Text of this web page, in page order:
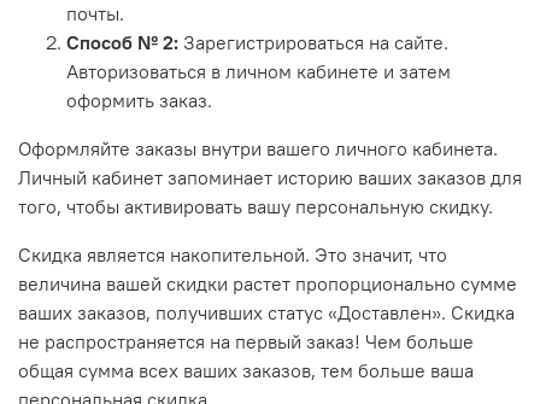
почты.
Способ № 2: Зарегистрироваться на сайте.
Авторизоваться в личном кабинете и затем
оформить заказ.
Оформляйте заказы внутри вашего личного кабинета.
Личный кабинет запоминает историю ваших заказов для
того, чтобы активировать вашу персональную скидку.
Скидка является накопительной. Это значит, что
величина вашей скидки растет пропорционально сумме
ваших заказов, получивших статус «Доставлен». Скидка
не распространяется на первый заказ! Чем больше
общая сумма всех ваших заказов, тем больше ваша